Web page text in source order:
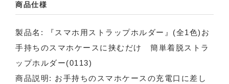
商品仕様
製品名: 『スマホ用ストラップホルダー』(全1色)お
手持ちのスマホケースに挟むだけ 簡単着脱ストラ
ップホルダー(0113)
商品説明: お手持ちのスマホケースの充電口に差し